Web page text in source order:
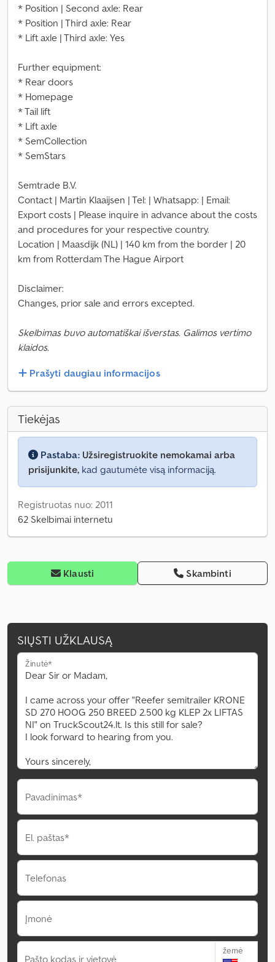
* Position | Second axle: Rear
* Position | Third axle: Rear
* Lift axle | Third axle: Yes
Further equipment:
* Rear doors
* Homepage
* Tail lift
* Lift axle
* SemCollection
* SemStars
Semtrade B.V.
Contact | Martin Klaaijsen | Tel: | Whatsapp: | Email:
Export costs | Please inquire in advance about the costs
and procedures for your respective country.
Location | Maasdijk (NL) | 140 km from the border | 20
km from Rotterdam The Hague Airport
Disclaimer:
Changes, prior sale and errors excepted.
Skelbimas buvo automatiškai išverstas. Galimos vertimo
klaidos.
Prašyti daugiau informacijos
Tiekėjas
Pastaba: Užsiregistruokite nemokamai arba
prisijunkite, kad gautumėte visą informaciją.
Registruotas nuo: 2011
62 Skelbimai internetu
Klausti Skambinti
SIŲSTI UŽKLAUSĄ
Žinutė*
Pavadinimas*
El. paštas*
Telefonas
Įmonė
Pašto kodas ir vietovė
žemė